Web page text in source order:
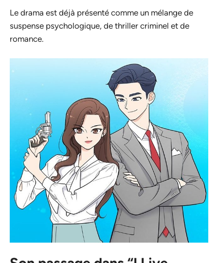
Le drama est déjà présenté comme un mélange de
suspense psychologique, de thriller criminel et de
romance.